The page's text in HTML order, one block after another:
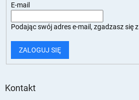
E-mail
Podając swój adres e-mail, zgadzasz się z
ZALOGUJ SIĘ
Kontakt